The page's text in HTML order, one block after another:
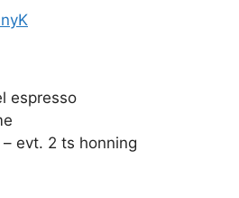
espresso
evt. 2 ts honning